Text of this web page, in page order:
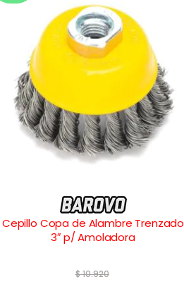
Cepillo Copa de Alambre Trenzado
3″ p/ Amoladora
$10.920